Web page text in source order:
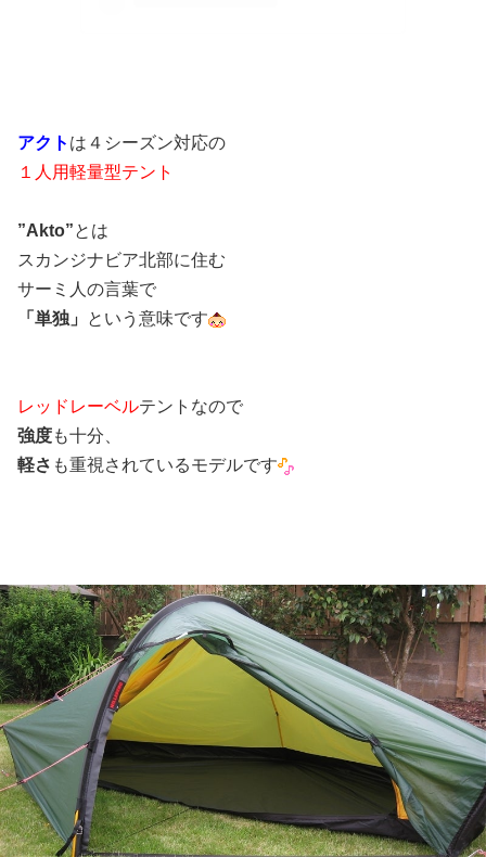
アクト は４シーズン対応の
１人用軽量型テント
”Akto”とは
スカンジナビア北部に住む
サーミ人の言葉で
「単独」
という意味です
レッドレーベルテントなので
強度も十分、
軽さ も重視されているモデルです